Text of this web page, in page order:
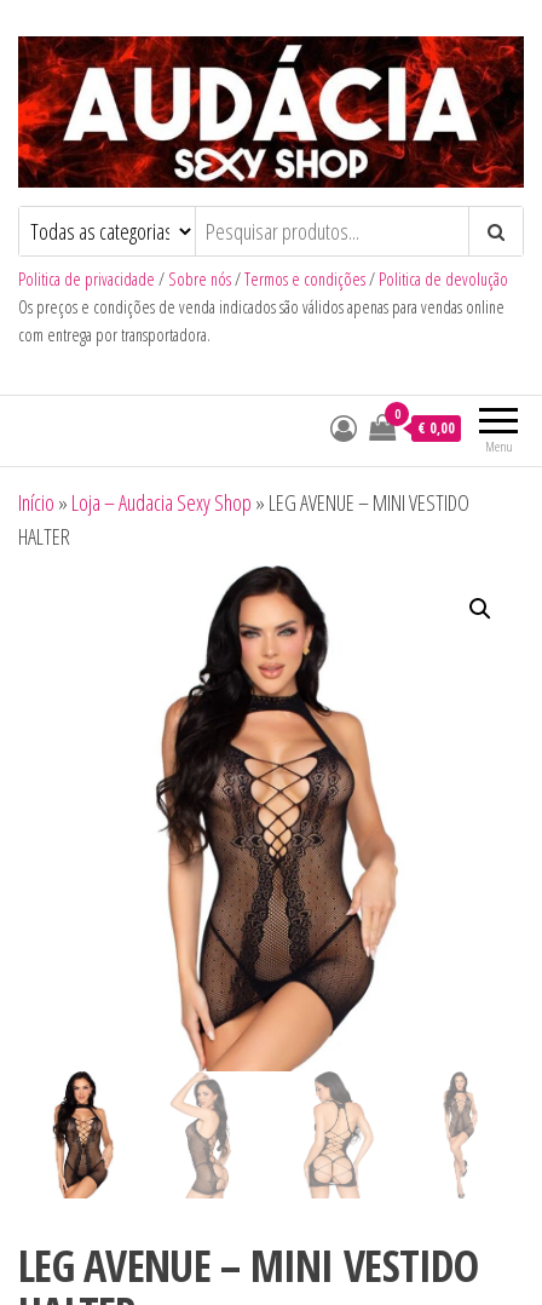
Audacia Sexy Shop
Politica de privacidade / Sobre nós/Termos e condições/ Politica de devolução
Os preços e condições de venda indicados são válidos apenas para vendas online
com entrega por transportadora.
Menu
0
€ 0,00
Início » Loja – Audacia Sexy Shop » LEG AVENUE – MINI VESTIDO
HALTER
LEG AVENUE – MINI VESTIDO